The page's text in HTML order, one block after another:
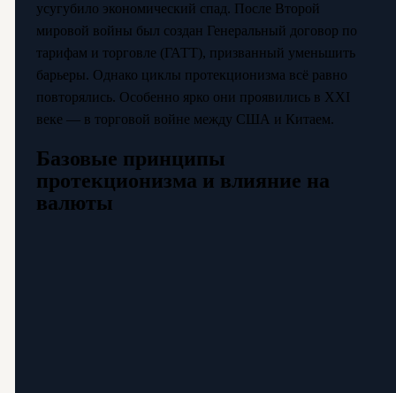
усугубило экономический спад. После Второй
мировой войны был создан Генеральный договор по
тарифам и торговле (ГАТТ), призванный уменьшить
барьеры. Однако циклы протекционизма всё равно
повторялись. Особенно ярко они проявились в XXI
веке — в торговой войне между США и Китаем.
Базовые принципы
протекционизма и влияние на
валюты